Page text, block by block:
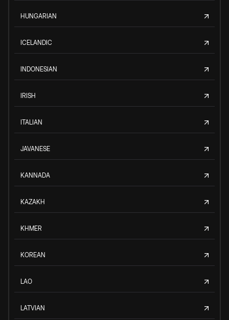
HUNGARIAN
ICELANDIC
INDONESIAN
IRISH
ITALIAN
JAVANESE
KANNADA
KAZAKH
KHMER
KOREAN
LAO
LATVIAN